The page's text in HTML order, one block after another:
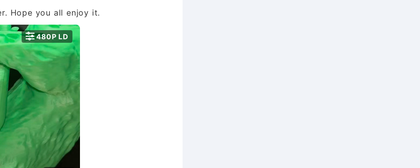
Hope you all enjoy it.
480P LD